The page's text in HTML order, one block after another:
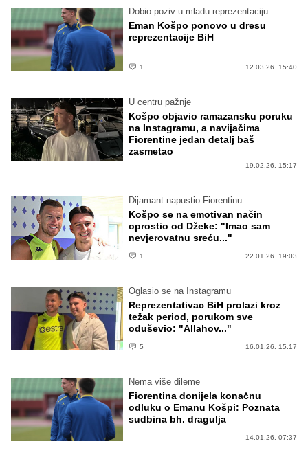
Dobio poziv u mladu reprezentaciju
Eman Košpo ponovo u dresu
reprezentacije BiH
1 12.03.26. 15:40
U centru pažnje
Košpo objavio ramazansku poruku
na Instagramu, a navijačima
Fiorentine jedan detalj baš
zasmetao
19.02.26. 15:17
Dijamant napustio Fiorentinu
Košpo se na emotivan način
oprostio od Džeke: "Imao sam
nevjerovatnu sreću..."
1 22.01.26. 19:03
Oglasio se na Instagramu
Reprezentativac BiH prolazi kroz
težak period, porukom sve
oduševio: "Allahov..."
5 16.01.26. 15:17
Nema više dileme
Fiorentina donijela konačnu
odluku o Emanu Košpi: Poznata
sudbina bh. dragulja
14.01.26. 07:37